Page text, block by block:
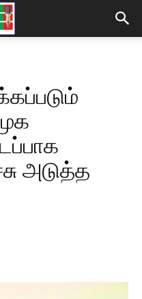
அடுத்த